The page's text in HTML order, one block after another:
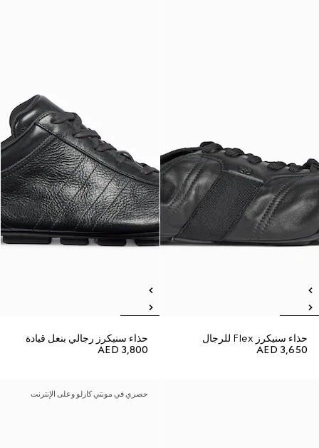
حذاء سنيكرز Flex للرجال
AED 3,650
حذاء سنيكرز رجالي بنعل قيادة
AED 3,800
حصري في مونتي كارلو وعلى الإنترنت